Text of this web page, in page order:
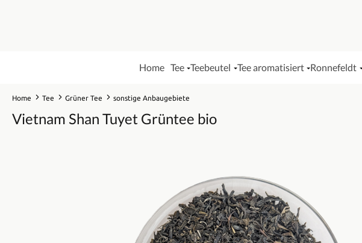
Home Tee Teebeutel Tee aromatisiert Ronnefeldt
Home Tee Grüner Tee sonstige Anbaugebiete
Vietnam Shan Tuyet Grüntee bio